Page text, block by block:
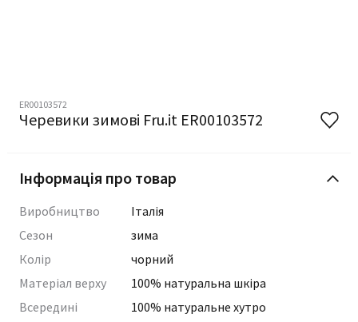
ER00103572
Черевики зимові Fru.it ER00103572
Інформація про товар
Виробництво
Італія
Сезон
зима
Колір
чорний
Матеріал верху
100% натуральна шкіра
Всередині
100% натуральне хутро